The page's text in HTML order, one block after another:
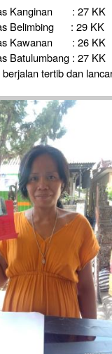
Kanginan : 27 KK
Belimbing : 29 KK
Kawanan : 26 KK
Batulumbang : 27 KK
tertib dan